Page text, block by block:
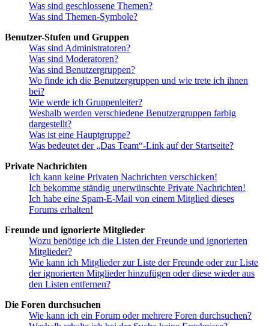
Was sind geschlossene Themen?
Was sind Themen-Symbole?
Benutzer-Stufen und Gruppen
Was sind Administratoren?
Was sind Moderatoren?
Was sind Benutzergruppen?
Wo finde ich die Benutzergruppen und wie trete ich ihnen
bei?
Wie werde ich Gruppenleiter?
Weshalb werden verschiedene Benutzergruppen farbig
dargestellt?
Was ist eine Hauptgruppe?
Was bedeutet der „Das Team“-Link auf der Startseite?
Private Nachrichten
Ich kann keine Privaten Nachrichten verschicken!
Ich bekomme ständig unerwünschte Private Nachrichten!
Ich habe eine Spam-E-Mail von einem Mitglied dieses
Forums erhalten!
Freunde und ignorierte Mitglieder
Wozu benötige ich die Listen der Freunde und ignorierten
Mitglieder?
Wie kann ich Mitglieder zur Liste der Freunde oder zur Liste
der ignorierten Mitglieder hinzufügen oder diese wieder aus
den Listen entfernen?
Die Foren durchsuchen
Wie kann ich ein Forum oder mehrere Foren durchsuchen?